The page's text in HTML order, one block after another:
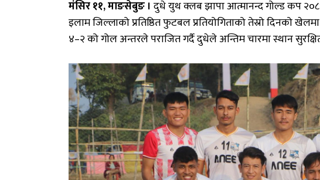
मंसिर११,माङसेबुङ । दुधेयुथक्लबझापाआत्मानन्दगोल्डकप
इलामजिल्लाकोप्रतिष्ठितफुटबलप्रतियोगिताकोतेस्रोदिनकोखेलमा
४–२कोगोलअन्तरलेपराजितगर्दैदुधेलेअन्तिमचारमास्थान